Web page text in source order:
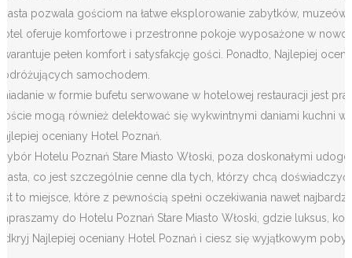
pozwala gościom na łatwe eksplorowanie zabytków,
oferuje komfortowe i przestronne pokoje wyposażone w
pełen komfort i satysfakcję gości. Ponadto, Najlepiej
samochodem.
w formie bufetu serwowane w hotelowej restauracji jest
mogą również delektować się wykwintnymi daniami kuchni
oceniany Hotel Poznań.
Hotelu Poznań Stare Miasto Włoski, poza doskonałymi
co jest szczególnie cenne dla tych, którzy chcą
to miejsce, które z pewnością spełni oczekiwania nawet
do Hotelu Poznań Stare Miasto Włoski, gdzie luksus,
Najlepiej oceniany Hotel Poznań i ciesz się wyjątkowym